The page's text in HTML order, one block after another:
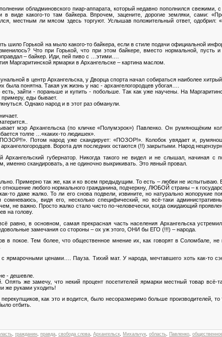
обладминовского пиар-аппарата, который недавно пополнился свежими,
виде какого-то там байкера. Впрочем, зацените, дорогие земляки, сами:
местным ли мясом здесь торгуют. Услышав положительный ответ, одобрил:
шило Горькой на мыло какого-то байкера, если в стиле подачи официальной
Что при Горькой, что при этом байкере, вместо нормальной, пусть и
– байкер. Иди, пей пиво с …этими….
Маргаритинской ярмарки в Архангельске – картина маслом.
в центр Архангельска, у Дворца спорта начал собираться наиболее
понятна. Такая уж жизнь у нас - архангелогородцев убогая….
зайти - пораньше и купить - побольше. Так как уже научены. На
еды бывает.
Однако народ и в этот раз обманули.
мэр Архангельска (по кличке «Полумэрок») Павленко. Он румянощёким
толпе …«каких-то людишек».
Потом народ уже скандирует: «ПОЗОР!». Колобок увядает и,
Ворота для последних остаются (!!) закрытыми. Народ
губернатор. Никогда такого не видел и не слышал, начиная с
скандировать, а не одиночно выкрикивать. Это явный провал.
Примерно так же, как и ко всем предыдущим. То есть – любви не испытываю.
любого нормального гражданина, подчеркну, ЛЮБОЙ страны – к
то даже жалко. То ли его снова подвели, извините, но натурально жопорукие
видя его, несколько специфический, но всё-таки
не важно. Просто жалко стало чисто по-человечески, когда ожидающий
на голову.
равно, в основном, самая прекрасная часть населения Архангельска
замечания со стороны – ох уж этого, ОНИ бы ЕГО (!!!) – народа.
в покое. Тем более, что общественное мнение их, как говорят в Соломбале,
ярмарочными ценами…. Пауза. Тихий мат. У народа, мечтавшего хоть как-то
- дешевле.
же замечу, что некий процент посетителей ярмарки местный товар всё-
же руками уходить!
перекупщиков, как это и водится, было несоразмеримо больше производителей,
отбить.
гражданин правда свобода слова Архангельск Михальчук область Павленко